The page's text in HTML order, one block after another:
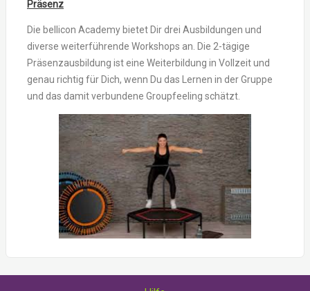
Präsenz
Die bellicon Academy bietet Dir drei Ausbildungen und
diverse weiterführende Workshops an. Die 2-tägige
Präsenzausbildung ist eine Weiterbildung in Vollzeit und
genau richtig für Dich, wenn Du das Lernen in der Gruppe
und das damit verbundene Groupfeeling schätzt.